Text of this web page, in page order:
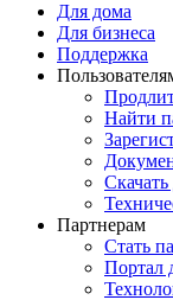
Для дома
Для бизнеса
Поддержка
Найти
Партнерам
Стать
Портал